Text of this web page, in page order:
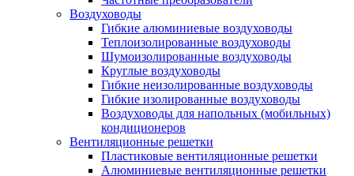
Воздуховоды
Гибкие алюминиевые воздуховоды
Теплоизолированные воздуховоды
Шумоизолированные воздуховоды
Круглые воздуховоды
Гибкие неизолированные воздуховоды
Гибкие изолированные воздуховоды
Воздуховоды для напольных (мобильных)
кондиционеров
Вентиляционные решетки
Пластиковые вентиляционные решетки
Алюминиевые вентиляционные решетки